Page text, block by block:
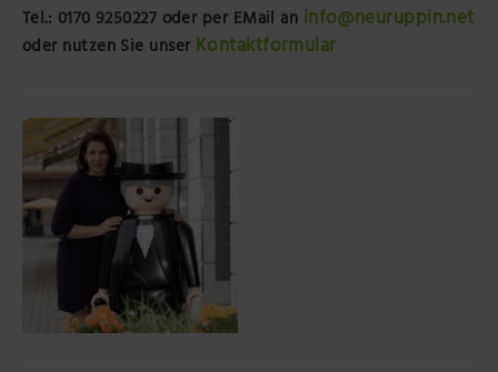
Tel.: 0170 9250227 oder per EMail an info@neuruppin.net
oder nutzen Sie unser Kontaktformular